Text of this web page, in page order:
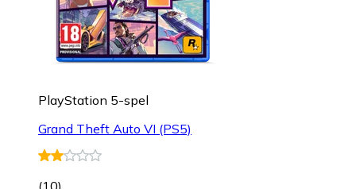
PlayStation 5-spel
Grand Theft Auto VI (PS5)
(10)